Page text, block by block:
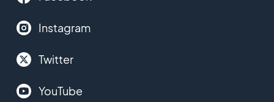
Instagram
Twitter
YouTube